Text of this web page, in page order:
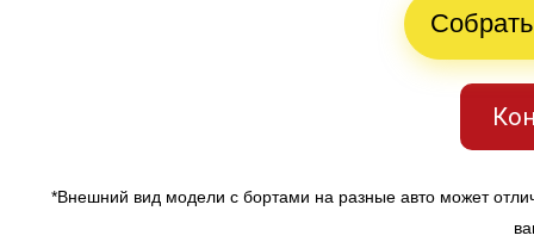
*Внешний вид модели с бортами на разные авто может